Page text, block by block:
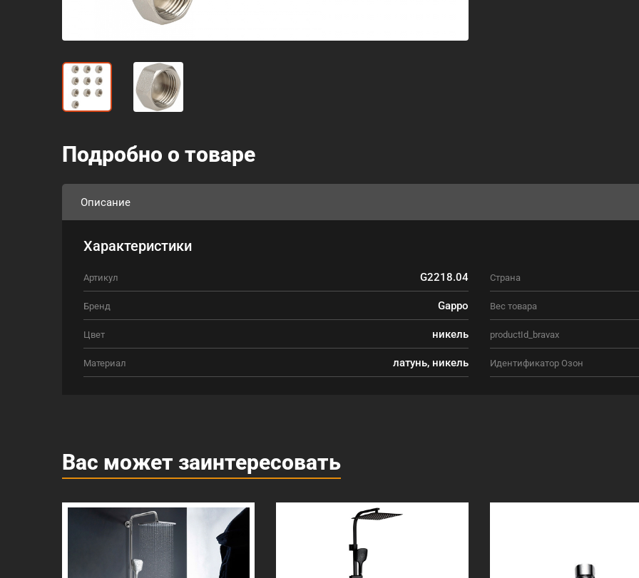
Подробно о товаре
Описание
Характеристики
Артикул G2218.04
Бренд Gappo
Цвет никель
Материал латунь, никель
Страна
Вес товара
productId_bravax
Идентификатор Озон
Вас может заинтересовать